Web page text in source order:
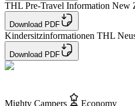
THL Pre-Travel Information New
Download PDF
Kindersitzinformationen THL
Download PDF
Mighty Campers
Economy